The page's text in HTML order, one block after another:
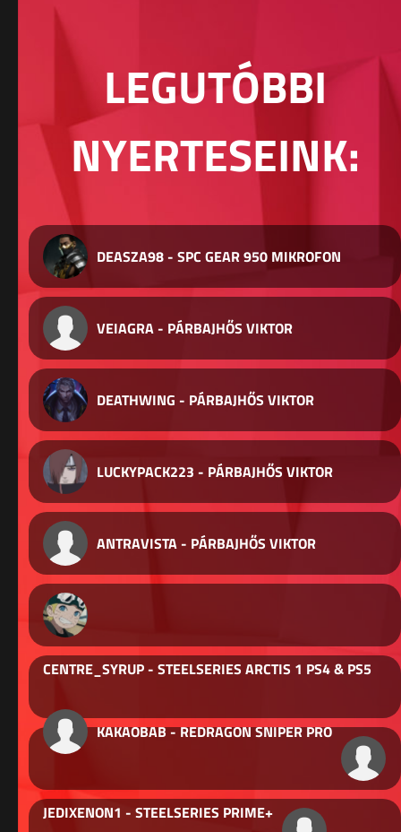
LEGUTÓBBI
NYERTESEINK:
DEASZA98 - SPC GEAR 950 MIKROFON
VEIAGRA - PÁRBAJHŐS VIKTOR
DEATHWING - PÁRBAJHŐS VIKTOR
LUCKYPACK223 - PÁRBAJHŐS VIKTOR
ANTRAVISTA - PÁRBAJHŐS VIKTOR
CENTRE_SYRUP - STEELSERIES ARCTIS 1 PS4 & PS5
KAKAOBAB - REDRAGON SNIPER PRO
JEDIXENON1 - STEELSERIES PRIME+